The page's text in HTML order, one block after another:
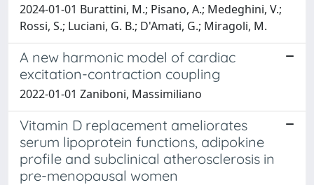
2024-01-01 Burattini, M.; Pisano, A.; Medeghini, V.;
Rossi, S.; Luciani, G. B.; D'Amati, G.; Miragoli, M.
A new harmonic model of cardiac
excitation-contraction coupling
2022-01-01 Zaniboni, Massimiliano
Vitamin D replacement ameliorates
serum lipoprotein functions, adipokine
profile and subclinical atherosclerosis in
pre-menopausal women